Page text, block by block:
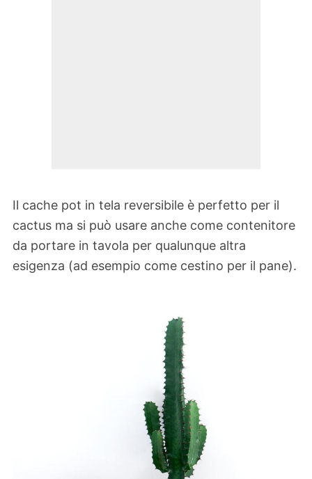
Il cache pot in tela reversibile è perfetto per il
cactus ma si può usare anche come contenitore
da portare in tavola per qualunque altra
esigenza (ad esempio come cestino per il pane).